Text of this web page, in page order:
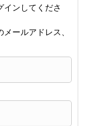
インしてくださ
ールアドレス、